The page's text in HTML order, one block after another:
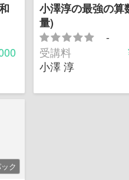
小澤淳の最強の算
量)
-
受講料
小澤 淳
ク